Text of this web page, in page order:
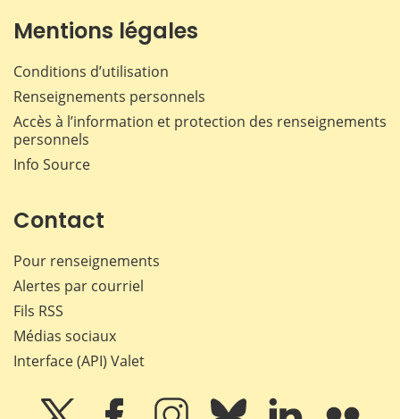
Mentions légales
Conditions d’utilisation
Renseignements personnels
Accès à l’information et protection des renseignements
personnels
Info Source
Contact
Pour renseignements
Alertes par courriel
Fils RSS
Médias sociaux
Interface (API) Valet